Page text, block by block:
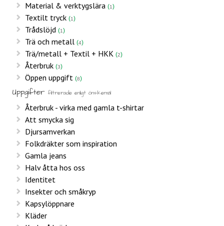
Material & verktygslära 1
Textilt tryck 1
Trådslöjd 1
Trä och metall 4
Trä/metall + Textil + HKK 2
Återbruk 3
Öppen uppgift 8
Uppgifter filtrerade enligt önskemål
Återbruk - virka med gamla t-shirtar
Att smycka sig
Djursamverkan
Folkdräkter som inspiration
Gamla jeans
Halv åtta hos oss
Identitet
Insekter och småkryp
Kapsylöppnare
Kläder